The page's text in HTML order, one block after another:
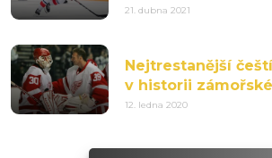
21. dubna 2021
Nejtrestanější
v historii zámořské
12. ledna 2020